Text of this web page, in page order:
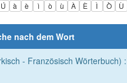
Ú à è ì ò ù À È Ì Ò Ù
nach dem Wort
- Französisch Wörterbuch) :